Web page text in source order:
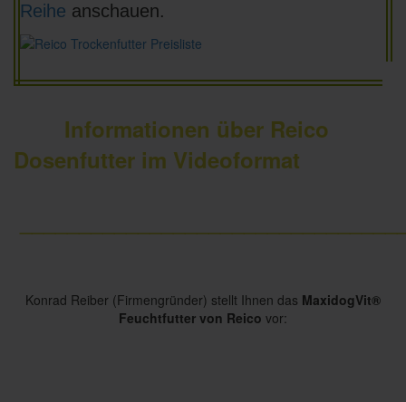
Reihe anschauen.
Informationen über Reico
Dosenfutter im Videoformat
Konrad Reiber (Firmengründer) stellt Ihnen das MaxidogVit®
Feuchtfutter von Reico vor: